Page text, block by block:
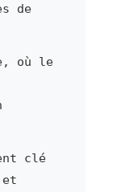
de
où le
clé
et